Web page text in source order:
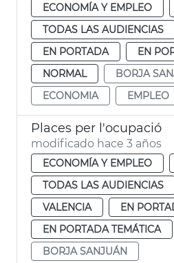
ECONOMÍA Y EMPLEO
TODAS LAS AUDIENCIAS
EN PORTADA
EN
NORMAL
BORJA
ECONOMIA
EMPLEO
Places per l'ocupació
modificado hace 3 años
ECONOMÍA Y EMPLEO
TODAS LAS AUDIENCIAS
VALENCIA
EN
EN PORTADA TEMÁTICA
BORJA SANJUÁN